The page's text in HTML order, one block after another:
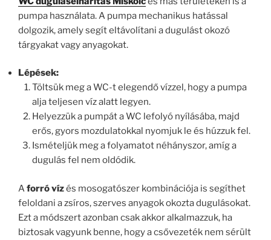
pumpa használata. A pumpa mechanikus hatással
dolgozik, amely segít eltávolítani a dugulást okozó
tárgyakat vagy anyagokat.
Lépések:
Töltsük meg a WC-t elegendő vízzel, hogy a pumpa
alja teljesen víz alatt legyen.
Helyezzük a pumpát a WC lefolyó nyílásába, majd
erős, gyors mozdulatokkal nyomjuk le és húzzuk fel.
Ismételjük meg a folyamatot néhányszor, amíg a
dugulás fel nem oldódik.
Aforró vízés mosogatószer kombinációja is segíthet
feloldani a zsíros, szerves anyagok okozta dugulásokat.
Ezt a módszert azonban csak akkor alkalmazzuk, ha
biztosak vagyunk benne, hogy a csővezeték nem sérült